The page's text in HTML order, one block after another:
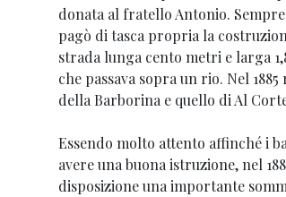
donata al fratello Antonio.
pagò di tasca propria la
strada lunga cento metri e larga
che passava sopra un rio. Nel
della Barborina e quello di Al
Essendo molto attento affinché i
avere una buona istruzione, nel
disposizione una importante